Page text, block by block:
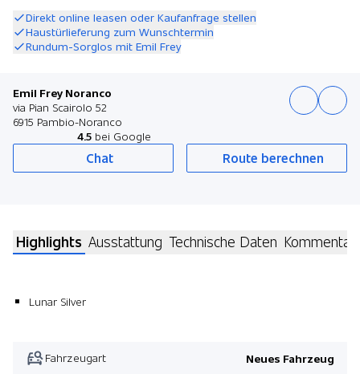
Direkt online leasen oder Kaufanfrage stellen
Haustürlieferung zum Wunschtermin
Rundum-Sorglos mit Emil Frey
Emil Frey Noranco
via Pian Scairolo 52
6915 Pambio-Noranco
4.5 bei Google
Chat Route berechnen
Highlights Ausstattung Technische Daten Kommentar
Lunar Silver
Fahrzeugart Neues Fahrzeug